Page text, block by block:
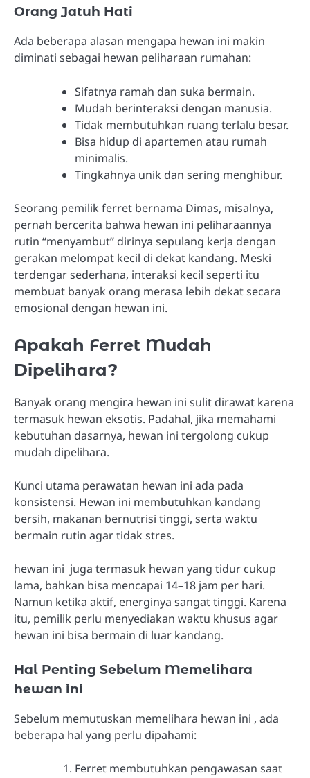
Orang Jatuh Hati
Ada beberapa alasan mengapa hewan ini makin
diminati sebagai hewan peliharaan rumahan:
Sifatnya ramah dan suka bermain.
Mudah berinteraksi dengan manusia.
Tidak membutuhkan ruang terlalu besar.
Bisa hidup di apartemen atau rumah
minimalis.
Tingkahnya unik dan sering menghibur.
Seorang pemilik ferret bernama Dimas, misalnya,
pernah bercerita bahwa hewan ini peliharaannya
rutin “menyambut” dirinya sepulang kerja dengan
gerakan melompat kecil di dekat kandang. Meski
terdengar sederhana, interaksi kecil seperti itu
membuat banyak orang merasa lebih dekat secara
emosional dengan hewan ini.
Apakah Ferret Mudah
Dipelihara?
Banyak orang mengira hewan ini sulit dirawat karena
termasuk hewan eksotis. Padahal, jika memahami
kebutuhan dasarnya, hewan ini tergolong cukup
mudah dipelihara.
Kunci utama perawatan hewan ini ada pada
konsistensi. Hewan ini membutuhkan kandang
bersih, makanan bernutrisi tinggi, serta waktu
bermain rutin agar tidak stres.
hewan ini juga termasuk hewan yang tidur cukup
lama, bahkan bisa mencapai 14–18 jam per hari.
Namun ketika aktif, energinya sangat tinggi. Karena
itu, pemilik perlu menyediakan waktu khusus agar
hewan ini bisa bermain di luar kandang.
Hal Penting Sebelum Memelihara
hewan ini
Sebelum memutuskan memelihara hewan ini , ada
beberapa hal yang perlu dipahami:
Ferret membutuhkan pengawasan saat